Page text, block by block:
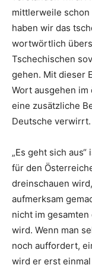
mittlerweile schon
haben wir das
wortwörtlich
Tschechischen
gehen. Mit dieser
Wort ausgehen
eine zusätzliche
Deutsche verwirrt.
„Es geht sich
für den
dreinschauen
aufmerksam
nicht im
wird. Wenn man
noch auffordert,
wird er erst